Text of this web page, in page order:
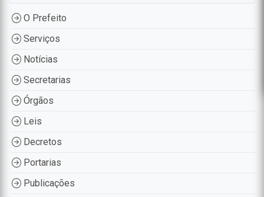
O Prefeito
Serviços
Notícias
Secretarias
Órgãos
Leis
Decretos
Portarias
Publicações